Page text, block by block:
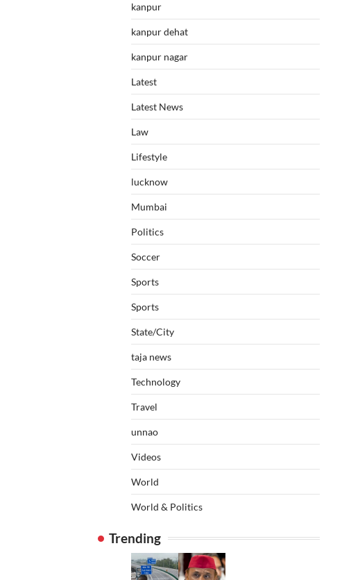
kanpur
kanpur dehat
kanpur nagar
Latest
Latest News
Law
Lifestyle
lucknow
Mumbai
Politics
Soccer
Sports
Sports
State/City
taja news
Technology
Travel
unnao
Videos
World
World & Politics
Trending